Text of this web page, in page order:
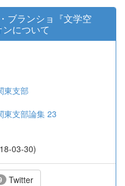
ブランショ『文学空
について
東支部
東支部論集 23
03-30)
Twitter